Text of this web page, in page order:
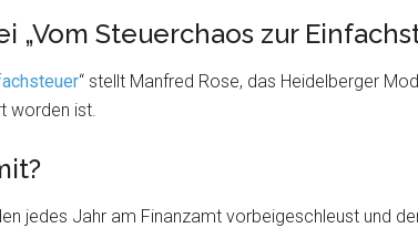
„Vom Steuerchaos zur
“ stellt Manfred Rose, das Heidelberger
worden ist.
jedes Jahr am Finanzamt vorbeigeschleust und